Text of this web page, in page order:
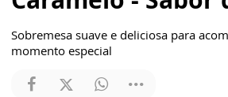
Sobremesa suave e deliciosa para
momento especial